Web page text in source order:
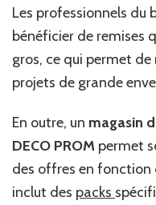
Les professionnels
bénéficier de remises
gros, ce qui permet de
projets de grande
En outre, un magasin
DECO PROM permet
des offres en fonction
inclut des packs